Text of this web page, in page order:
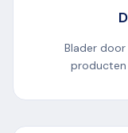
Blader
producten